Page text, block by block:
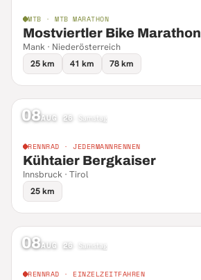
MTB · MTB MARATHON
Mostviertler Bike Marathon
Mank · Niederösterreich
25 km
41 km 78 km
08AUG 26 Samstag
RENNRAD · JEDERMANNRENNEN
Kühtaier Bergkaiser
Innsbruck · Tirol
25 km
08AUG 26 Samstag
RENNRAD · EINZELZEITFAHREN